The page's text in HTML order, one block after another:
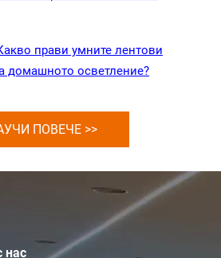
прави умните лентови
домашното осветление?
ПОВЕЧЕ >>
нас